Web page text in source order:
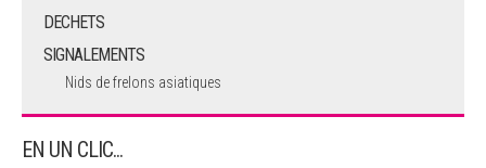
DECHETS
SIGNALEMENTS
Nids de frelons asiatiques
EN UN CLIC...